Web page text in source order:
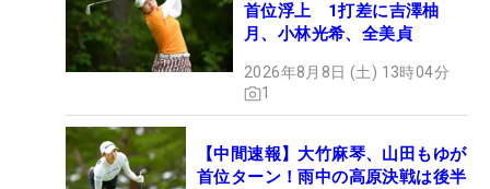
首位浮上 1打差に吉澤柚
月、小林光希、全美貞
2026年8月8日 (土) 13時04分
1
【中間速報】大竹麻琴、山田もゆが
首位ターン！雨中の高原決戦は後半